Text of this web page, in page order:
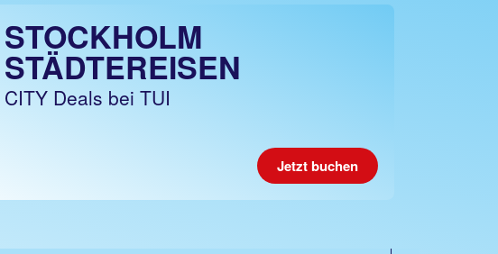
STOCKHOLM
STÄDTEREISEN
CITY Deals bei TUI
Jetzt buchen